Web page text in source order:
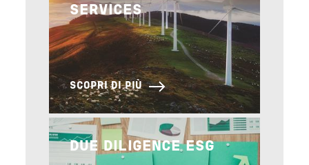
SERVICES
SCOPRI DI PIÙ
Image
DUE DILIGENCE ESG